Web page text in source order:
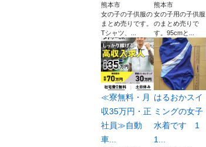
熊本市
女の子の子供服の
まとめ売りです。
Tシャツ、...
熊本市
女の子用の子供服
のまとめ売りで
す。95cmと...
≪寮無料・月
収35万円・正
社員≫自動
車...
はるおかスイ
ミングの女子
水着です 1
1...